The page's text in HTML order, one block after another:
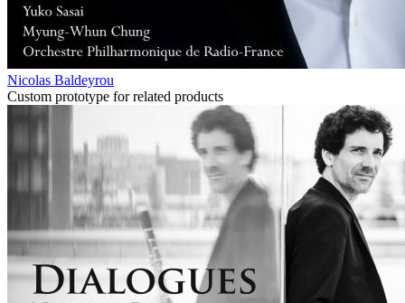
Nicolas Baldeyrou
Custom prototype for related products